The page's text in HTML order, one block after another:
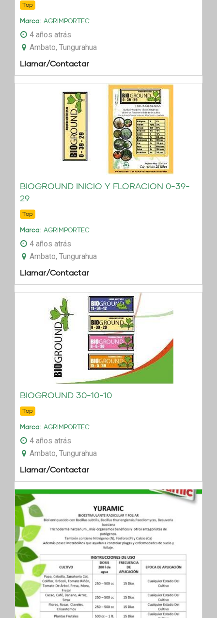
Top
Marca AGRIMPORTEC
4 años atrás
Ambato, Tungurahua
Llamar/Contactar
BIOGROUND INICIO Y FLORACION 0-39-
29
Top
Marca AGRIMPORTEC
4 años atrás
Ambato, Tungurahua
Llamar/Contactar
BIOGROUND 30-10-10
Top
Marca AGRIMPORTEC
4 años atrás
Ambato, Tungurahua
Llamar/Contactar